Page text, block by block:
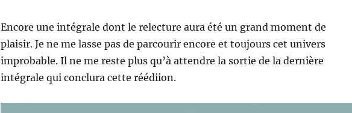
Encore une intégrale dont le relecture aura été un grand moment de
plaisir. Je ne me lasse pas de parcourir encore et toujours cet univers
improbable. Il ne me reste plus qu’à attendre la sortie de la dernière
intégrale qui conclura cette réédiion.